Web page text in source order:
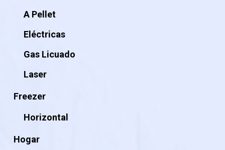
A Pellet
Eléctricas
Gas Licuado
Laser
Freezer
Horizontal
Hogar